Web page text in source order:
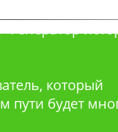
Как приятно
"Генератор
который
пути будет